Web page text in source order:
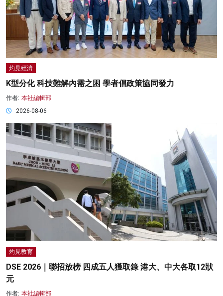
灼見經濟
K型分化 科技難解內需之困 學者倡政策協同發力
作者: 本社編輯部
2026-08-06
灼見教育
DSE 2026｜聯招放榜 四成五人獲取錄 港大、中大各取12狀
元
作者: 本社編輯部